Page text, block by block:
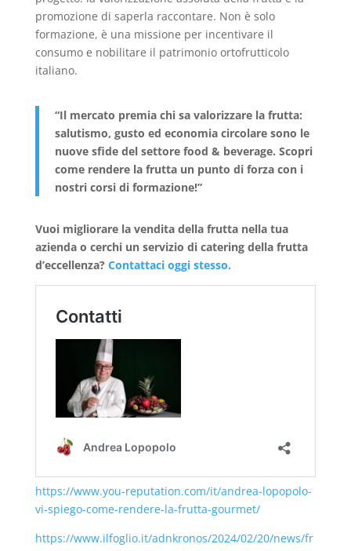
promozione di saperla raccontare. Non è solo
formazione, è una missione per incentivare il
consumo e nobilitare il patrimonio ortofrutticolo
italiano.
“Il mercato premia chi sa valorizzare la frutta:
salutismo, gusto ed economia circolare sono le
nuove sfide del settore food & beverage. Scopri
come rendere la frutta un punto di forza con i
nostri corsi di formazione!”
Vuoi migliorare la vendita della frutta nella tua
azienda o cerchi un servizio di catering della frutta
d’eccellenza? Contattaci oggi stesso.
https://www.you-reputation.com/it/andrea-lopopolo-
vi-spiego-come-rendere-la-frutta-gourmet/
https://www.ilfoglio.it/adnkronos/2024/02/20/news/fr